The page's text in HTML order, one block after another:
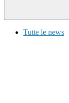
Tutte le news